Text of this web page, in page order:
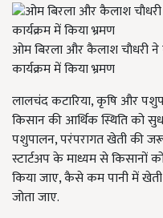
ओम बिरला और कैलाश चाैधरी ने
कार्यक्रम में किया भ्रमण
लालचंद कटारिया, कृषि और
किसान की आर्थिक स्थिति को
पशुपालन, परंपरागत खेती की
स्टार्टअप के माध्यम से किसानों
किया जाए, कैसे कम पानी में
जोता जाए.